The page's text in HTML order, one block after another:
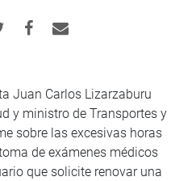
Juan Carlos Lizarzaburu
y ministro de Transportes y
sobre las excesivas horas
de exámenes médicos
que solicite renovar una